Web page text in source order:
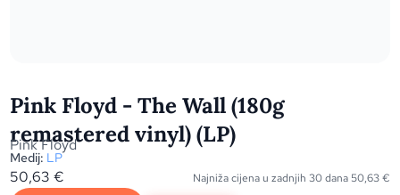
Pink Floyd - The Wall (180g
remastered vinyl) (LP)
Pink Floyd
Medij: LP
50,63€ Najniža cijena u zadnjih 30 dana 50,63€